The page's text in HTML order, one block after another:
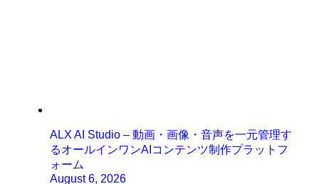
ALX AI Studio – 動画・画像・音声を一元管理す
るオールインワンAIコンテンツ制作プラットフ
ォーム
August 6, 2026